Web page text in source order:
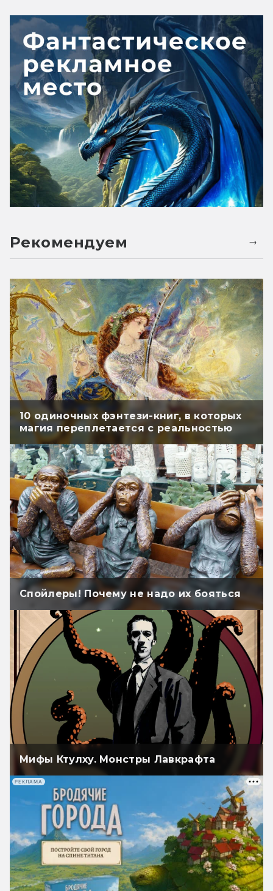
Рекомендуем
10 одиночных фэнтези-книг, в которых
магия переплетается с реальностью
Спойлеры! Почему не надо их бояться
Мифы Ктулху. Монстры Лавкрафта
РЕКЛАМА